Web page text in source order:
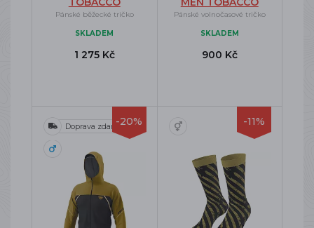
Pánské běžecké tričko
SKLADEM
1 275 Kč
Pánské volnočasové tričko
SKLADEM
900 Kč
-20%
Doprava zdarma -11%